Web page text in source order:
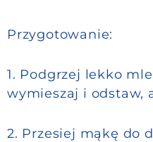
Przygotowanie:
1. Podgrzej lekko
wymieszaj i odstaw,
2. Przesiej mąkę do